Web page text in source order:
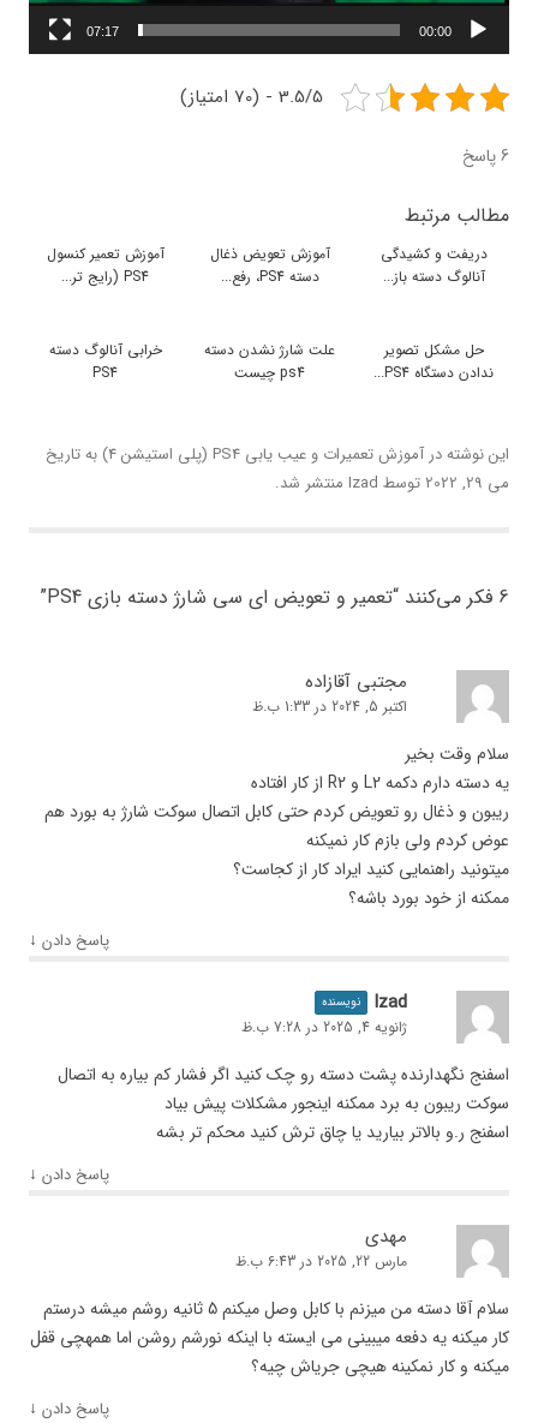
00:00
07:17
3.5/5 - (70 امتیاز)
6 پاسخ
مطالب مرتبط
دریفت و کشیدگی
آنالوگ دسته باز...
آموزش تعویض ذغال
دسته PS4، رفع...
آموزش تعمیر کنسول
PS4 (رایج تر...
حل مشکل تصویر
ندادن دستگاه PS4...
علت شارژ نشدن دسته
ps4 چیست
خرابی آنالوگ دسته
PS4
این نوشته در آموزش تعمیرات و عیب یابی PS4 (پلی استیشن 4)
به تاریخ
می 29, 2022
توسط Izad منتشر شد.
6 فکر می‌کنند “ تعمیر و تعویض ای سی شارژ دسته بازی PS4 ”
مجتبی آقازاده
اکتبر 5, 2024 در 1:33 ب.ظ
سلام وقت بخیر
یه دسته دارم دکمه L2 و R2 از کار افتاده
ریبون و ذغال رو تعویض کردم حتی کابل اتصال سوکت شارژ به بورد هم
عوض کردم ولی بازم کار نمیکنه
میتونید راهنمایی کنید ایراد کار از کجاست؟
ممکنه از خود بورد باشه؟
پاسخ دادن ↓
Izad نویسنده
ژانویه 4, 2025 در 7:28 ب.ظ
اسفنج نگهدارنده پشت دسته رو چک کنید اگر فشار کم بیاره به اتصال
سوکت ریبون به برد ممکنه اینجور مشکلات پیش بیاد
اسفنج ر.و بالاتر بیارید یا چاق ترش کنید محکم تر بشه
پاسخ دادن ↓
مهدی
مارس 22, 2025 در 6:43 ب.ظ
سلام آقا دسته من میزنم با کابل وصل میکنم 5 ثانیه روشم میشه درستم
کار میکنه یه دفعه میبینی می ایسته با اینکه نورشم روشن اما همهچی قفل
میکنه و کار نمکینه هیچی جریاش چیه؟
پاسخ دادن ↓